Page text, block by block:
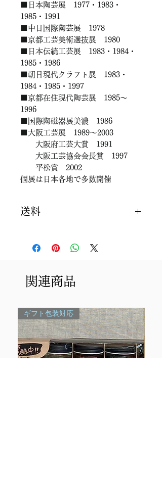
■日本陶芸展 1977・1983・
1985・1991
■中日国際陶芸展 1978
■京都工芸美術選抜展 1980
■日本伝統工芸展 1983・1984・
1985・1986
■朝日現代クラフト展 1983・
1984・1985・1997
■京都在住現代陶芸展 1985～
1996
■国際陶磁器展美濃 1986
■大阪工芸展 1989～2003
大阪府工芸大賞 1991
大阪工芸協会会長賞 1997
平松賞 2002
個展は日本各地で多数開催
送料
く）
一料金です）
以上無料）
関連商品
ギフト包装対応